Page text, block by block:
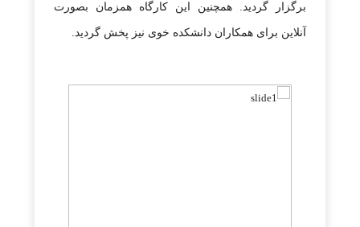
برگزار گردید. همچنین این کارگاه همزمان بصورت
آنلاین برای همکاران دانشکده خوی نیز پخش گردید.